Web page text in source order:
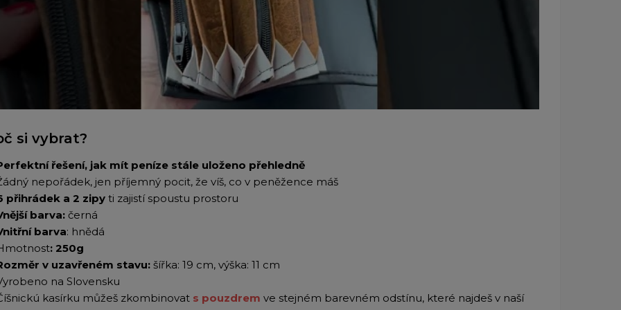
si vybrat?
řešení, jak mít peníze stále uloženo přehledně
nepořádek, jen příjemný pocit, že víš, co v peněžence máš
přihrádek a 2 zipy ti zajistí spoustu prostoru
barva: černá
barva: hnědá
: 250g
v uzavřeném stavu: šířka: 19 cm, výška: 11 cm
na Slovensku
kasírku můžeš zkombinovat s pouzdrem ve stejném barevném odstínu, které najdeš v naší